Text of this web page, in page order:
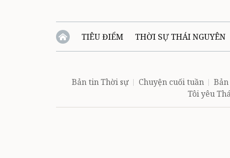
TIÊU ĐIỂM THỜI SỰ THÁI NGUYÊN
QUỐC TẾ
Bản tin Thời sự Chuyện cuối tuần
Tôi yêu